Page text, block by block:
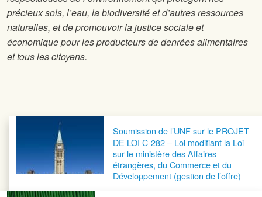
précieux sols, l’eau, la biodiversité et d’autres ressources
naturelles, et de promouvoir la justice sociale et
économique pour les producteurs de denrées alimentaires
et tous les citoyens.
Navigation postaleSoumission de l’UNF sur le PROJET
DE LOI C-282 – Loi modifiant la Loi
sur le ministère des Affaires
étrangères, du Commerce et du
Développement (gestion de l’offre)